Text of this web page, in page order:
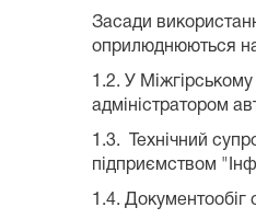
Засади
оприлюднюються на
1.2. У
адміністратором
1.3. Технічний
підприємством
1.4. Документообіг